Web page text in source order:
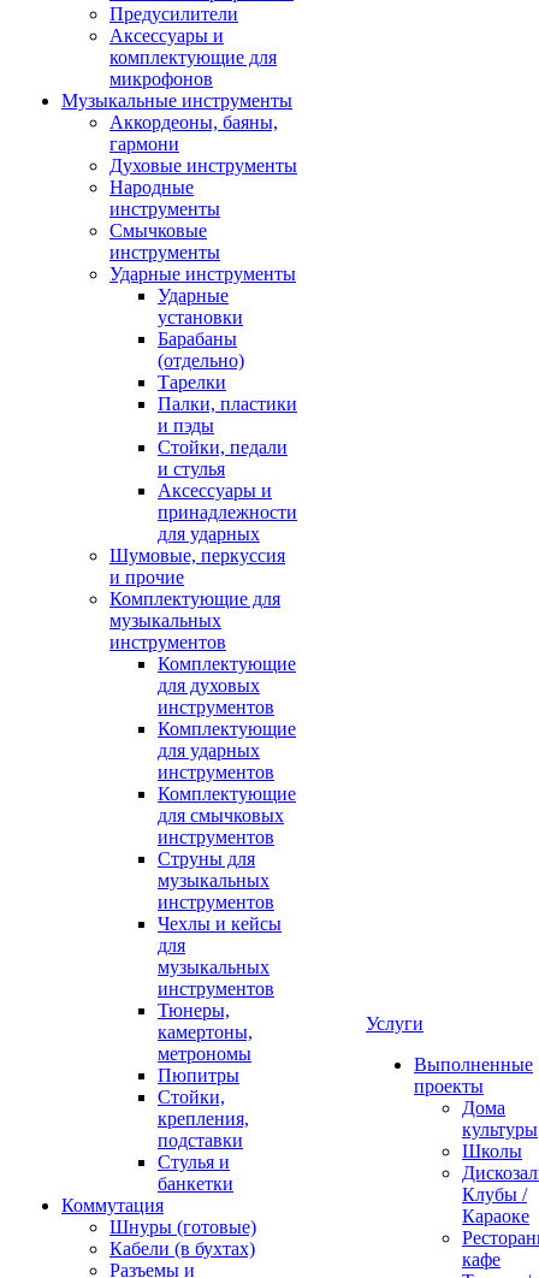
Предусилители
Аксессуары и
комплектующие для
микрофонов
Музыкальные инструменты
Аккордеоны, баяны,
гармони
Духовые инструменты
Народные
инструменты
Смычковые
инструменты
Ударные инструменты
Ударные
установки
Барабаны
(отдельно)
Тарелки
Палки, пластики
и пэды
Стойки, педали
и стулья
Аксессуары и
принадлежности
для ударных
Шумовые, перкуссия
и прочие
Комплектующие для
музыкальных
инструментов
Комплектующие
для духовых
инструментов
Комплектующие
для ударных
инструментов
Комплектующие
для смычковых
инструментов
Струны для
музыкальных
инструментов
Чехлы и кейсы
для
музыкальных
инструментов
Тюнеры,
камертоны,
метрономы
Пюпитры
Стойки,
крепления,
подставки
Стулья и
банкетки
Коммутация
Шнуры (готовые)
Кабели (в бухтах)
Разъемы и
Услуги
Выполненные
проекты
Дома
культуры
Школы
Клубы /
Караоке
кафе